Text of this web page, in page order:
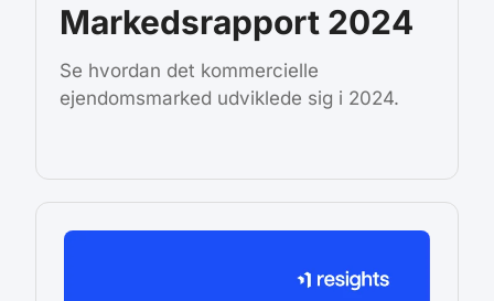
Markedsrapport 2024
Se hvordan det kommercielle
ejendomsmarked udviklede sig i 2024.